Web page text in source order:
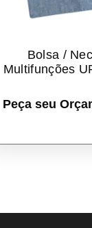
Bolsa /
Multifunções
Peça seu